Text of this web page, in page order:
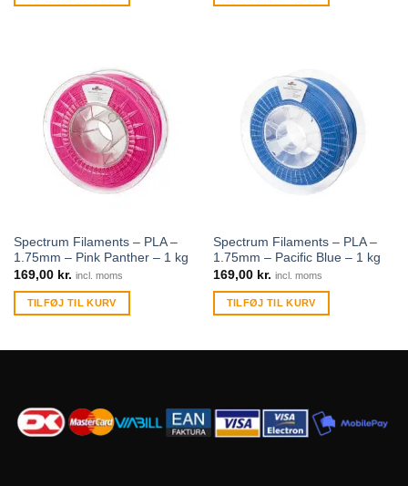
Spectrum Filaments – PLA –
1.75mm – Pink Panther – 1 kg
169,00 kr. incl. moms
TILFØJ TIL KURV
Spectrum Filaments – PLA –
1.75mm – Pacific Blue – 1 kg
169,00 kr. incl. moms
TILFØJ TIL KURV